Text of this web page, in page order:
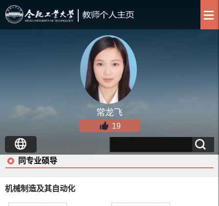
常龙飞
19
同专业硕导
机械制造及其自动化